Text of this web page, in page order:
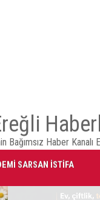
Bağımsız Haber Kanalı
SARSAN İSTİFA
Bedirhan öldü, 3